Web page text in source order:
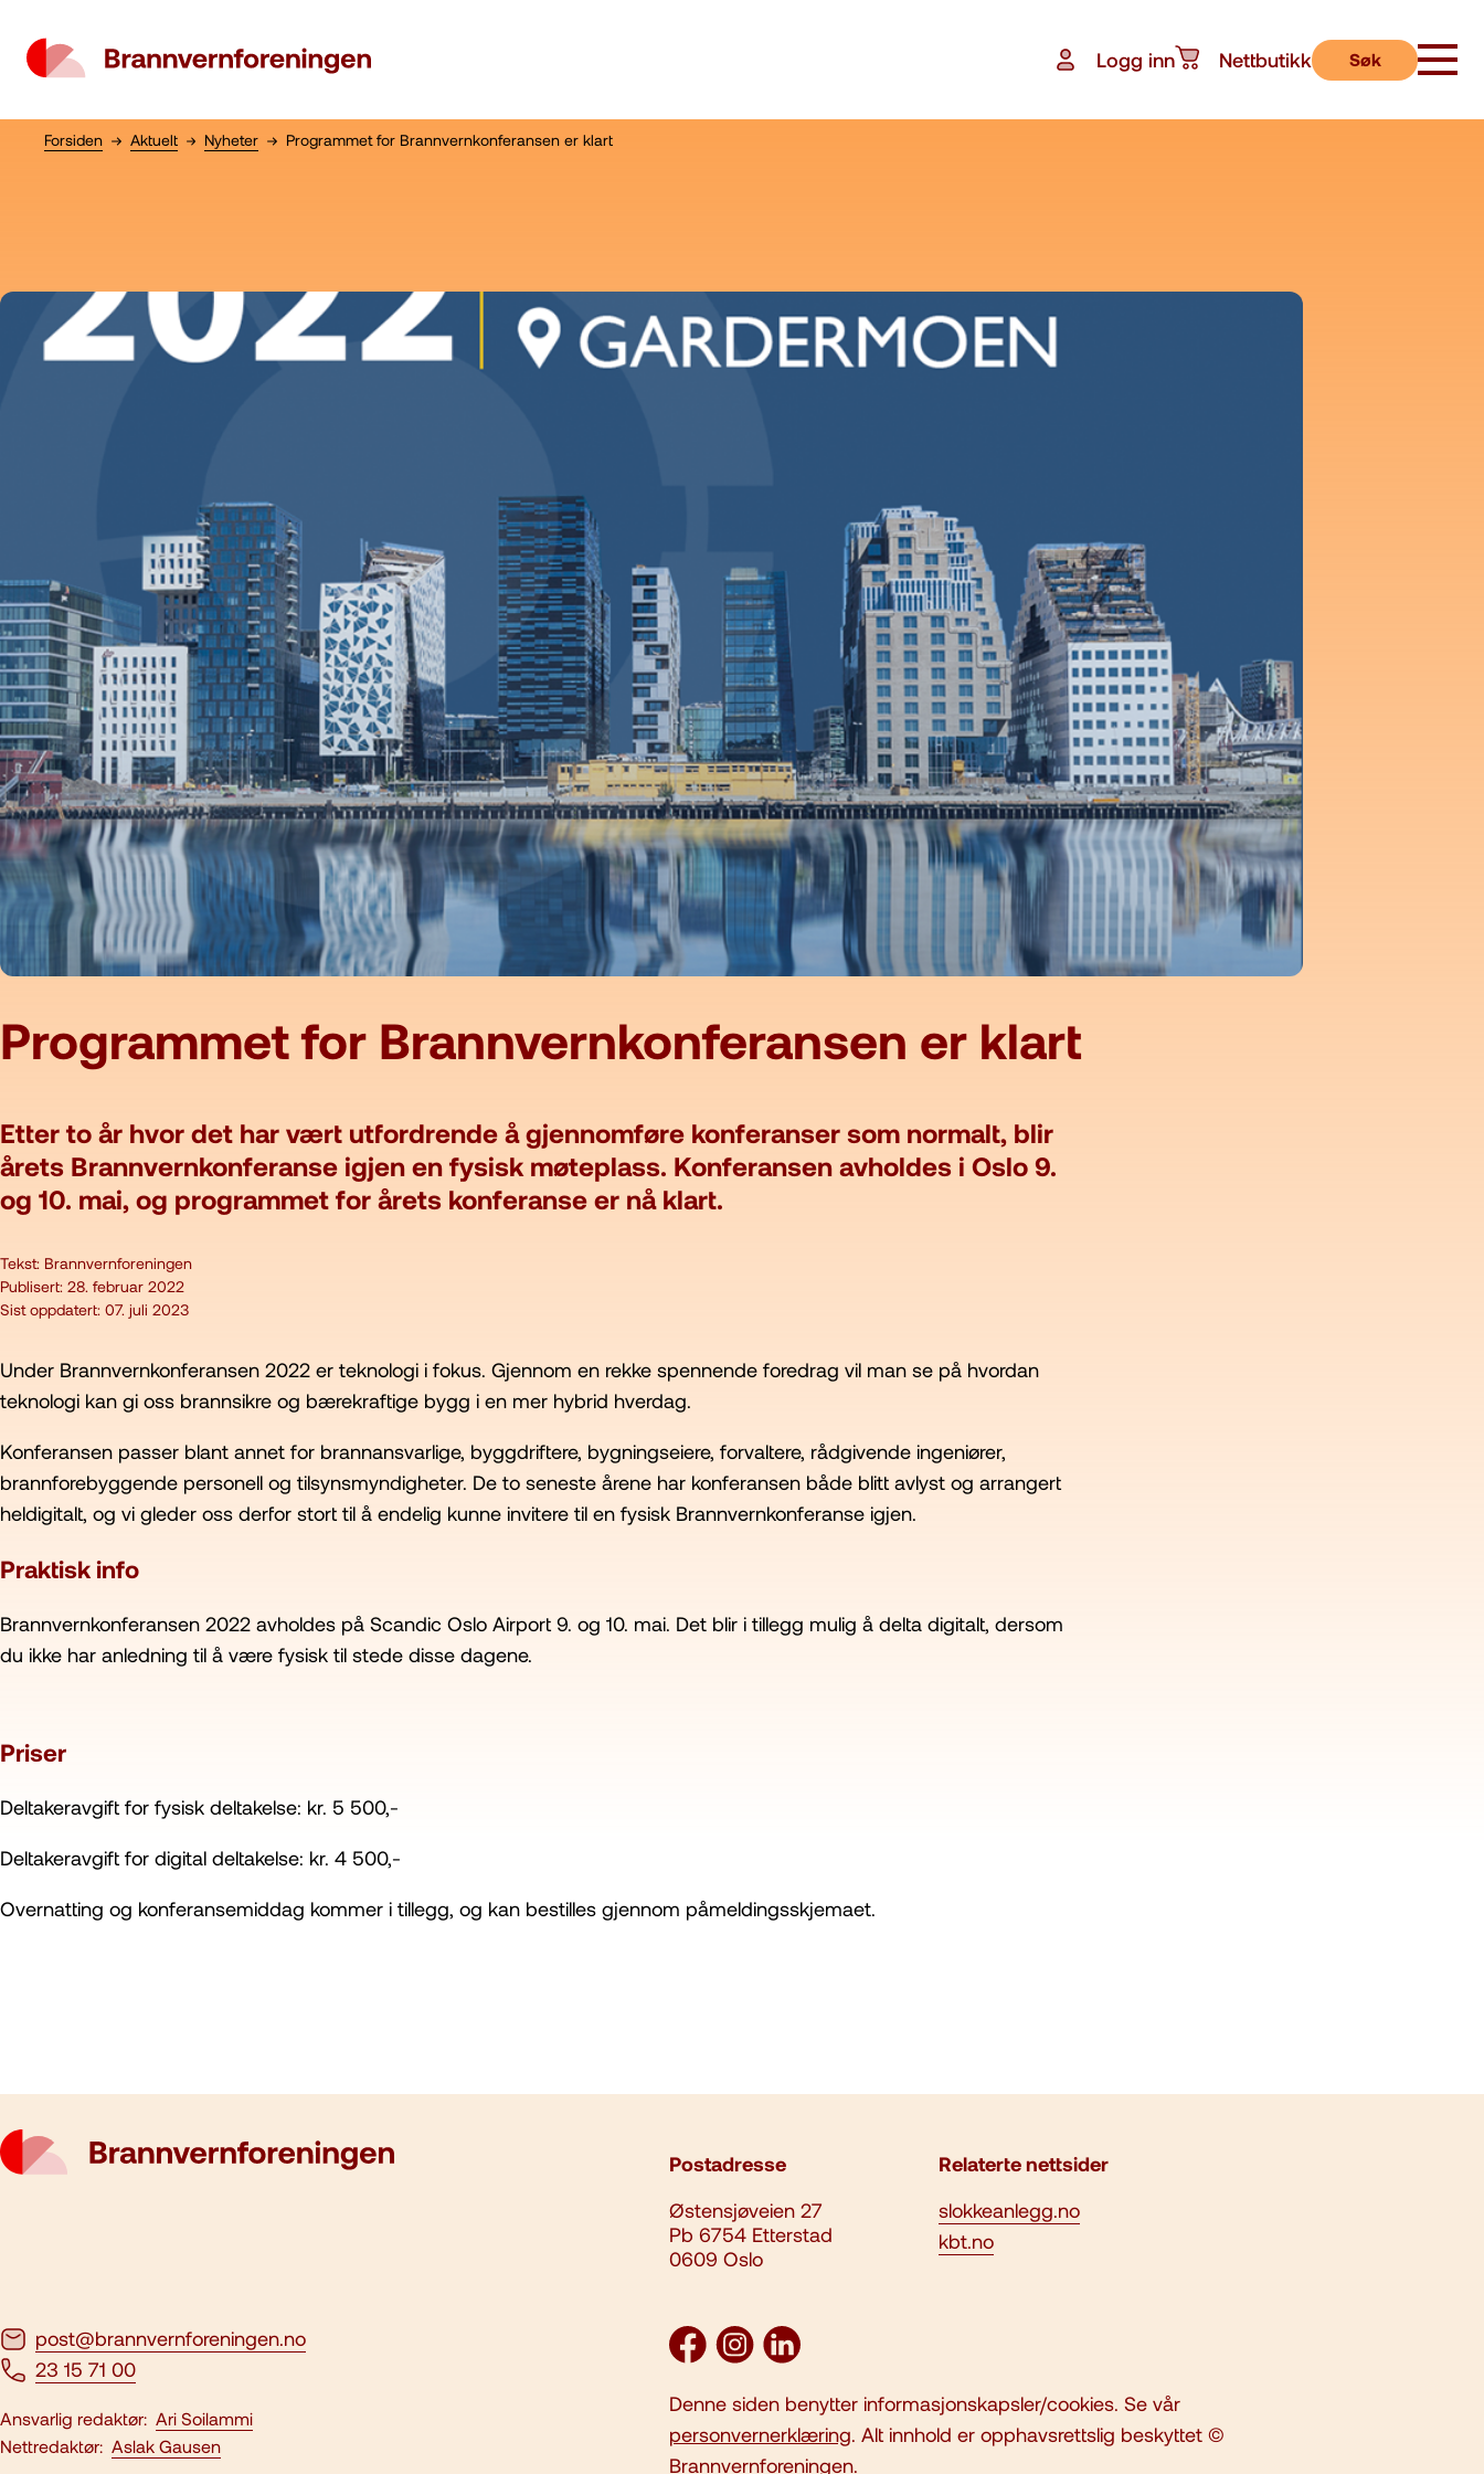
Logg inn Nettbutikk Søk
Forsiden Aktuelt Nyheter Programmet for Brannvernkonferansen er klart
Programmet for Brannvernkonferansen er klart
Etter to år hvor det har vært utfordrende å gjennomføre konferanser som normalt, blir
årets Brannvernkonferanse igjen en fysisk møteplass. Konferansen avholdes i Oslo 9.
og 10. mai, og programmet for årets konferanse er nå klart.
Tekst: Brannvernforeningen
Publisert: 28. februar 2022
Sist oppdatert: 07. juli 2023
Under Brannvernkonferansen 2022 er teknologi i fokus. Gjennom en rekke spennende foredrag vil man se på hvordan
teknologi kan gi oss brannsikre og bærekraftige bygg i en mer hybrid hverdag.
Konferansen passer blant annet for brannansvarlige, byggdriftere, bygningseiere, forvaltere, rådgivende ingeniører,
brannforebyggende personell og tilsynsmyndigheter. De to seneste årene har konferansen både blitt avlyst og arrangert
heldigitalt, og vi gleder oss derfor stort til å endelig kunne invitere til en fysisk Brannvernkonferanse igjen.
Praktisk info
Brannvernkonferansen 2022 avholdes på Scandic Oslo Airport 9. og 10. mai. Det blir i tillegg mulig å delta digitalt, dersom
du ikke har anledning til å være fysisk til stede disse dagene.
Priser
Deltakeravgift for fysisk deltakelse: kr. 5 500,-
Deltakeravgift for digital deltakelse: kr. 4 500,-
Overnatting og konferansemiddag kommer i tillegg, og kan bestilles gjennom påmeldingsskjemaet.
Postadresse
Østensjøveien 27
Pb 6754 Etterstad
0609 Oslo
Relaterte nettsider
slokkeanlegg.no
kbt.no
post@brannvernforeningen.no
23 15 71 00
Ansvarlig redaktør: Ari Soilammi
Nettredaktør: Aslak Gausen
Denne siden benytter informasjonskapsler/cookies. Se vår
personvernerklæring. Alt innhold er opphavsrettslig beskyttet ©
Brannvernforeningen.